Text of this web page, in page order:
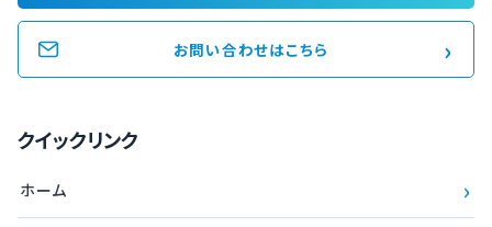
お問い合わせはこちら ›
クイックリンク
ホーム ›